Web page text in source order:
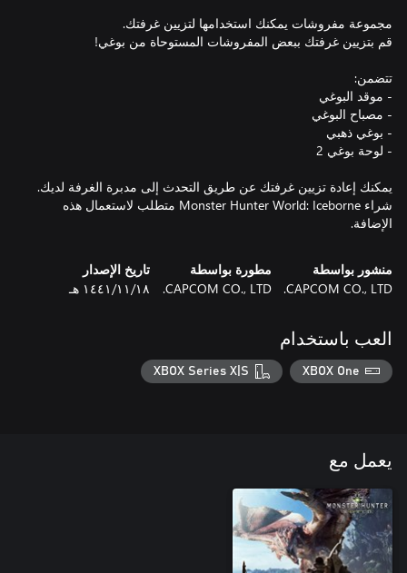
شراء Monster Hunter World: Iceborne متطلب لاستعمال هذه
الإضافة.
منشور بواسطة
CAPCOM CO., LTD.
مطورة بواسطة
CAPCOM CO., LTD.
تاريخ الإصدار
١٨‏/١١‏/١٤٤١ هـ
العب باستخدام
XBOX One
XBOX Series X|S
يعمل مع